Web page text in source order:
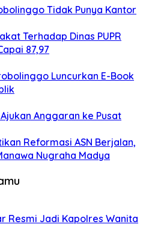
Tidak Punya Kantor
Terhadap Dinas PUPR
87,97
Luncurkan E-Book
Anggaran ke Pusat
Reformasi ASN Berjalan,
Nugraha Madya
Resmi Jadi Kapolres Wanita